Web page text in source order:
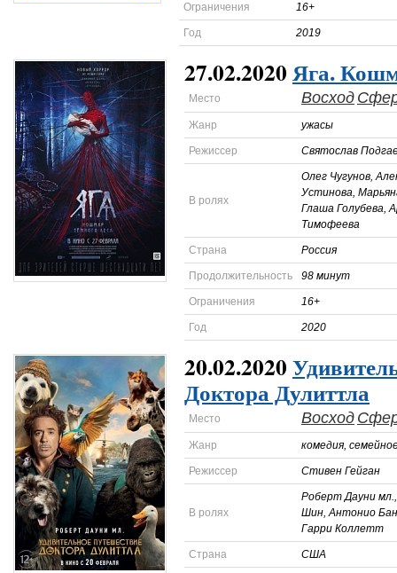
Ограничения 16+
Год 2019
27.02.2020Яга.
Место Восход
Жанр ужасы
Режиссер Святослав
В ролях
Олег Чугунов,
Устинова,
Глаша Голубева,
Тимофеева
Страна Россия
Продолжительность 98 минут
Ограничения 16+
Год 2020
20.02.2020
Доктора Дулиттла
Место Восход
Жанр комедия,
Режиссер Стивен Гейган
В ролях
Роберт Дауни
Шин, Антонио
Гарри Коллетт
Страна США